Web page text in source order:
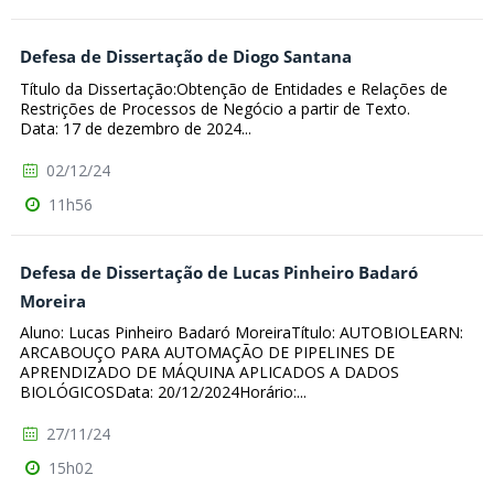
Defesa de Dissertação de Diogo Santana
Título da Dissertação:Obtenção de Entidades e Relações de
Restrições de Processos de Negócio a partir de Texto.
Data: 17 de dezembro de 2024...
02/12/24
11h56
Defesa de Dissertação de Lucas Pinheiro Badaró
Moreira
Aluno: Lucas Pinheiro Badaró MoreiraTítulo: AUTOBIOLEARN:
ARCABOUÇO PARA AUTOMAÇÃO DE PIPELINES DE
APRENDIZADO DE MÁQUINA APLICADOS A DADOS
BIOLÓGICOSData: 20/12/2024Horário:...
27/11/24
15h02